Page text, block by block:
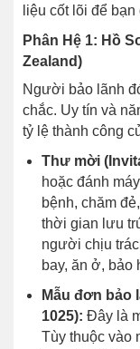
liệu cốt lõi để
Phân Hệ 1: Hồ
Zealand)
Người bảo lãnh
chắc. Uy tín và
tỷ lệ thành công
Thư mời
hoặc đánh
bệnh, chăm
thời gian lưu
người chịu
bay, ăn ở, bảo
Mẫu đơn bảo
1025): Đây là
Tùy thuộc vào